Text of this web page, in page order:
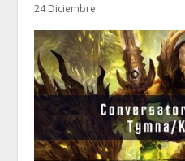
24 Diciembre